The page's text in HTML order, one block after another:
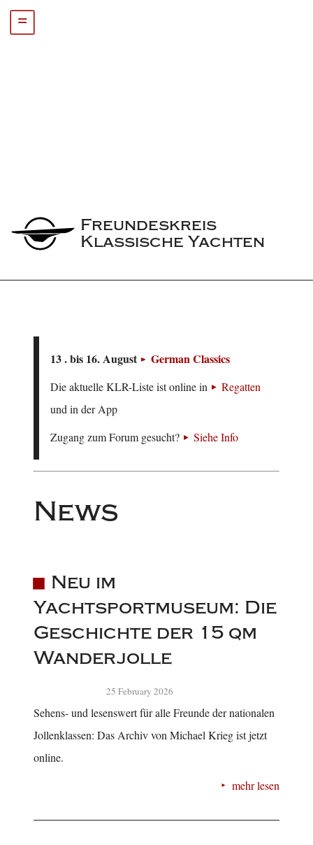
=
Freundeskreis
Klassische Yachten
13 . bis 16. August German Classics
Die aktuelle KLR-Liste ist online in
Regatten
und in der App
Zugang zum Forum gesucht?
Siehe Info
News
Neu im
Yachtsportmuseum: Die
Geschichte der 15 qm
Wanderjolle
25 February 2026
Sehens- und lesenswert für alle Freunde der nationalen
Jollenklassen: Das Archiv von Michael Krieg ist jetzt
online.
mehr lesen